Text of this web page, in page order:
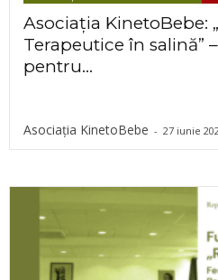
Asociația KinetoBebe:
Terapeutice în salină”
pentru...
Asociația KinetoBebe - 27 iunie